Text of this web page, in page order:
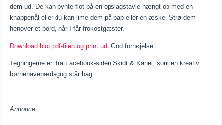
dem ud. De kan pynte flot på en opslagstavle hængt op med en
knappenål eller du kan lime dem på pap eller en æske. Strø dem
henover et bord, når I får frokostgæster.
Download blot pdf-filen og print ud. God fornøjelse.
Tegningerne er fra Facebook-siden Skidt & Kanel, som en kreativ
børnehavepædagog står bag.
Annonce: